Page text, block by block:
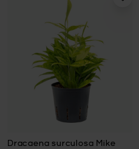
Dracaena surculosa Mike